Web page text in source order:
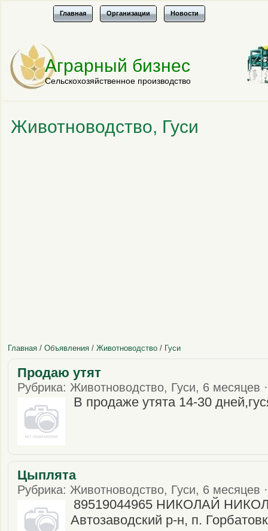
Главная Организации Новости
Аграрный бизнес
Сельскохозяйственное производство
Животноводство, Гуси
Главная / Объявления / Животноводство / Гуси
Продаю утят
Рубрика: Животноводство, Гуси, 6 месяцев
В продаже утята 14-30
Цыплята
Рубрика: Животноводство, Гуси, 6 месяцев
89519044965 НИКОЛАЙ
Автозаводский р-н, п.